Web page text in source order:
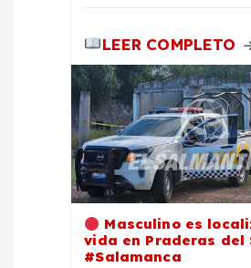
LEER COMPLETO
Masculino es
vida en Praderas del
#Salamanca